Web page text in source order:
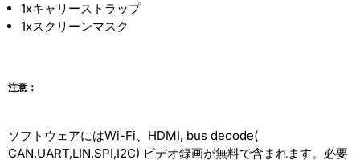
1xキャリーストラップ
1xスクリーンマスク
注意：
ソフトウェアにはWi-Fi、HDMI, bus decode(
CAN,UART,LIN,SPI,I2C) ビデオ録画が無料で含まれます。必要